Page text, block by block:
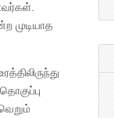
முடியாத